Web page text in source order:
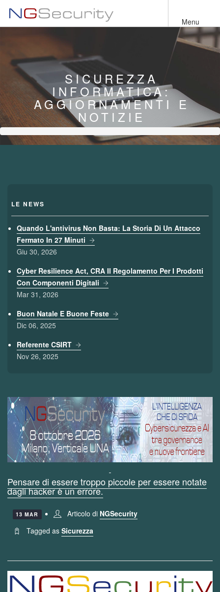
contenuto
Menu
SICUREZZA
INFORMATICA:
AGGIORNAMENTI E
NOTIZIE
LE NEWS
Quando L'antivirus Non Basta: La Storia Di Un Attacco
Fermato In 27 Minuti
Giu 30, 2026
Cyber Resilience Act, CRA Il Regolamento Per I Prodotti
Con Componenti Digitali
Mar 31, 2026
Buon Natale E Buone Feste
Dic 06, 2025
Referente CSIRT
Nov 26, 2025
Pensare di essere troppo piccole per essere notate
dagli hacker è un errore.
13 MAR Articolo di NGSecurity
Tagged as Sicurezza